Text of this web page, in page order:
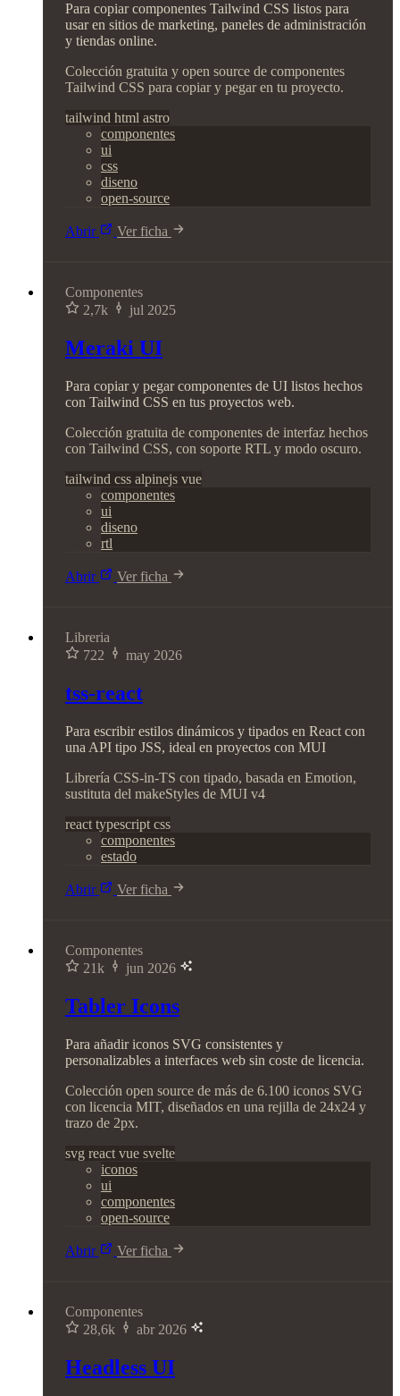
Para copiar componentes Tailwind CSS listos para
usar en sitios de marketing, paneles de administración
y tiendas online.
Colección gratuita y open source de componentes
Tailwind CSS para copiar y pegar en tu proyecto.
tailwind html astro
componentes
ui
css
diseno
open-source
Abrir Ver ficha
Componentes
2,7k
jul 2025
Meraki UI
Para copiar y pegar componentes de UI listos hechos
con Tailwind CSS en tus proyectos web.
Colección gratuita de componentes de interfaz hechos
con Tailwind CSS, con soporte RTL y modo oscuro.
tailwind css alpinejs vue
componentes
ui
diseno
rtl
Abrir Ver ficha
Libreria
722
may 2026
tss-react
Para escribir estilos dinámicos y tipados en React con
una API tipo JSS, ideal en proyectos con MUI
Librería CSS-in-TS con tipado, basada en Emotion,
sustituta del makeStyles de MUI v4
react typescript css
componentes
estado
Abrir Ver ficha
Componentes
21k
jun 2026
Tabler Icons
Para añadir iconos SVG consistentes y
personalizables a interfaces web sin coste de licencia.
Colección open source de más de 6.100 iconos SVG
con licencia MIT, diseñados en una rejilla de 24x24 y
trazo de 2px.
svg react vue svelte
iconos
ui
componentes
open-source
Abrir Ver ficha
Componentes
28,6k
abr 2026
Headless UI